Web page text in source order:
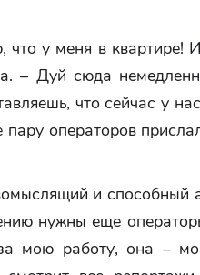
у меня в квартире!
– Дуй сюда
что сейчас у
пару операторов
и способный
нужны еще
мою работу, она –